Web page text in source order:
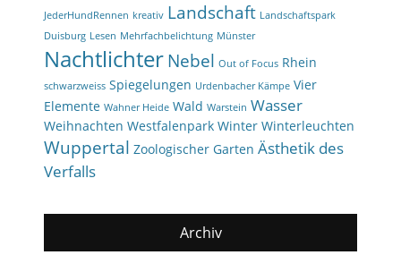
JederHundRennen kreativ Landschaft Landschaftspark
Duisburg Lesen Mehrfachbelichtung Münster
NachtlichterNebel Out of Focus Rhein
schwarzweiss Spiegelungen Urdenbacher Kämpe Vier
Elemente Wahner Heide Wald Warstein Wasser
Weihnachten Westfalenpark Winter Winterleuchten
Wuppertal Zoologischer Garten Ästhetik des
Verfalls
Archiv